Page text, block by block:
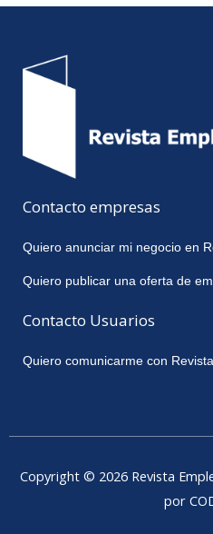
Contacto empresas
Quiero anunciar mi negocio en
Quiero publicar una oferta de
Contacto Usuarios
Quiero comunicarme con
Copyright © 2026 Revista
por